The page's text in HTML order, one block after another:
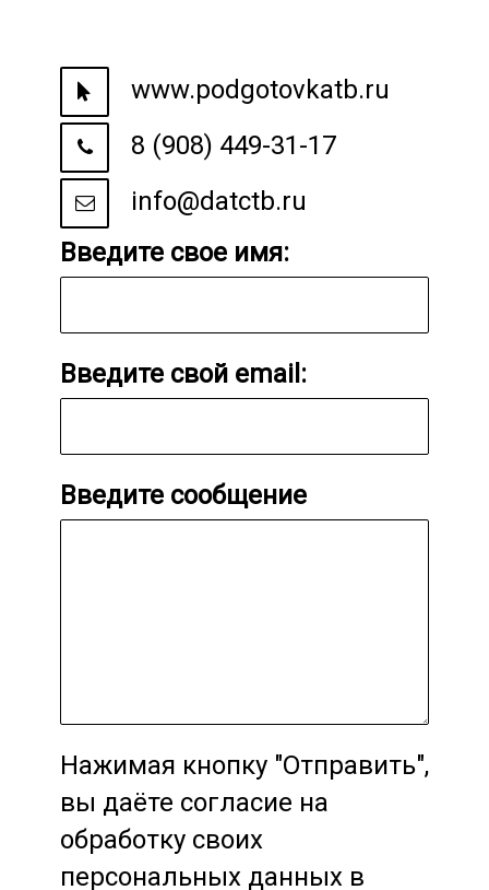
www.podgotovkatb.ru
8 (908) 449-31-17
info@datctb.ru
Введите свое имя:
Введите свой email:
Введите сообщение
Нажимая кнопку "Отправить",
вы даёте согласие на
обработку своих
персональных данных в